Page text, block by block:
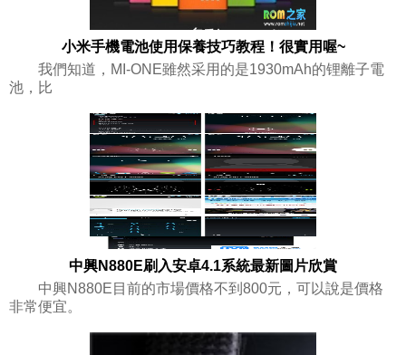
小米手機電池使用保養技巧教程！很實用喔~
我們知道，MI-ONE雖然采用的是1930mAh的锂離子電
池，比
中興N880E刷入安卓4.1系統最新圖片欣賞
中興N880E目前的市場價格不到800元，可以說是價格
非常便宜。